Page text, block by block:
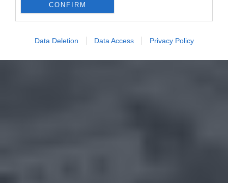
CONFIRM
Data Deletion Data Access Privacy Policy